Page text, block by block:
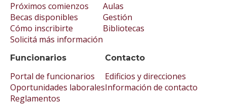
Próximos comienzos
Becas disponibles
Cómo inscribirte
Solicitá más información
Aulas
Gestión
Bibliotecas
Funcionarios
Portal de funcionarios
Oportunidades laborales
Reglamentos
Contacto
Edificios y direcciones
Información de contacto